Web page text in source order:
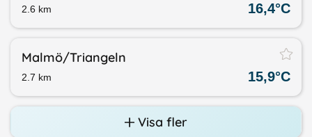
2.6 km 16,4°C
Malmö/​Triangeln
2.7 km 15,9°C
Visa fler